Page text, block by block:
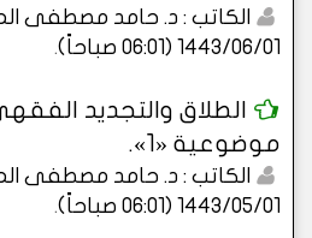
الكاتب : د. حامد مصطفى
1443/06/01 (06:01 صباحاً)
.
الطلاق والتجديد
موضوعية «1».
الكاتب : د. حامد مصطفى
1443/05/01 (06:01 صباحاً)
.